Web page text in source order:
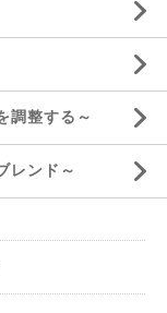
調整する～
レンド～